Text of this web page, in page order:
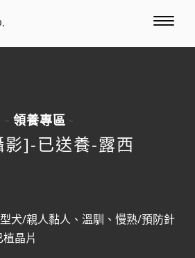
- 領養專區 -
影]-已送養-露西
犬/親人黏人、溫馴、慢熟/預防針
晶片